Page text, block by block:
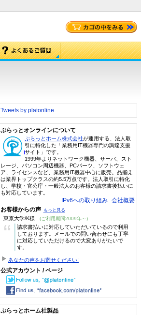
Tweets by platonline
ぷらっとオンラインについて
ぷらっとホーム株式会社が運用する、法人取
引に特化した「業務用IT機器専門の調達支援
サイト」です。
1999年よりネットワーク機器、サーバ、スト
レージ、パソコン周辺機器、PCパーツ、ソフトウェ
ア、ライセンスなど、業務用IT機器中心に販売。品揃え
は業界トップクラスの約5.5万点です。法人取引に特化
し、学校・官公庁・一般法人のお客様の請求書後払いに
も対応しています。
IPv6への取り組み 会社概要
お客様からの声 もっと見る
東京大学/K様 (ご利用期間2009年～)
“
請求書払いに対応していただいているので利用
しております。メールでの問い合わせにも丁寧
に対応していただけるので大変ありがたいで
す。
あなたの声をお寄せください!
公式アカウント / ページ
ぷらっとホーム社製品